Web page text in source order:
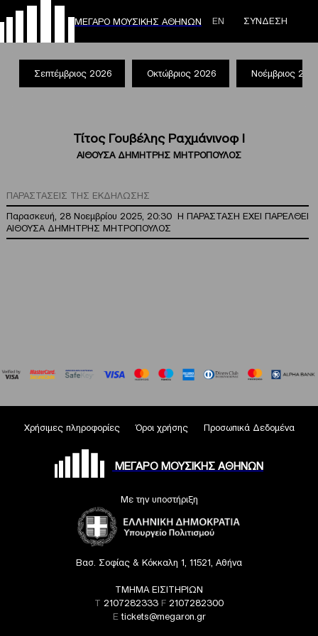
ΜΕΓΑΡΟ ΜΟΥΣΙΚΗΣ ΑΘΗΝΩΝ ΕΝ ΣΥΝΔΕΣΗ
Σεπτέμβριος 2026 Οκτώβριος 2026 Νοέμβριος
Τίτος Γουβέλης Ραχμάνινοφ Ι
ΑΙΘΟΥΣΑ ΔΗΜΗΤΡΗΣ ΜΗΤΡΟΠΟΥΛΟΣ
ΠΑΡΑΣΤΑΣΕΙΣ ΤΗΣ ΕΚΔΗΛΩΣΗΣ
Παρασκευή, 28 Νοεμβρίου 2025, 20:30 Η ΠΑΡΑΣΤΑΣΗ ΕΧΕΙ ΠΑΡΕΛΘΕΙ
ΑΙΘΟΥΣΑ ΔΗΜΗΤΡΗΣ ΜΗΤΡΟΠΟΥΛΟΣ
Χρήσιμες πληροφορίες Όροι χρήσης Προσωπικά Δεδομένα
ΜΕΓΑΡΟ ΜΟΥΣΙΚΗΣ ΑΘΗΝΩΝ
Με την υποστήριξη
Βασ. Σοφίας & Κόκκαλη 1, 11521, Αθήνα
ΤΜΗΜΑ ΕΙΣΙΤΗΡΙΩΝ
T 2107282333 F 2107282300
Etickets@megaron.gr